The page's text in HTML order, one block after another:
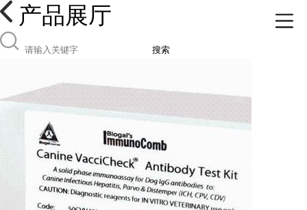
产品展厅
搜索